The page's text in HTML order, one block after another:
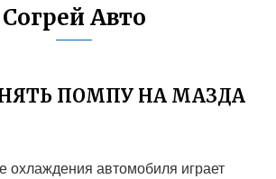
Согрей Авто
ПОМПУ НА МАЗДА
охлаждения автомобиля играет